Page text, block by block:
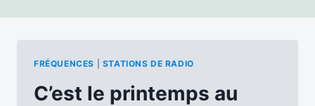
FRÉQUENCES STATIONS DE RADIO
C’est le printemps au